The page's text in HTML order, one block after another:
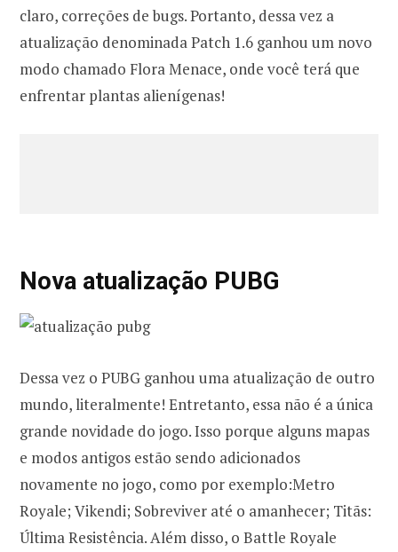
claro, correções de bugs. Portanto, dessa vez a
atualização denominada Patch 1.6 ganhou um novo
modo chamado Flora Menace, onde você terá que
enfrentar plantas alienígenas!
Nova atualização PUBG
Dessa vez o PUBG ganhou uma atualização de outro
mundo, literalmente! Entretanto, essa não é a única
grande novidade do jogo. Isso porque alguns mapas
e modos antigos estão sendo adicionados
novamente no jogo, como por exemplo:Metro
Royale; Vikendi; Sobreviver até o amanhecer; Titãs:
Última Resistência. Além disso, o Battle Royale